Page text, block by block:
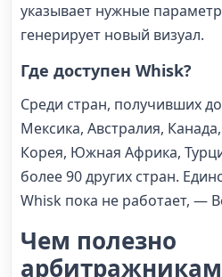
указывает нужные
генерирует новый визуал.
Где доступен Whisk?
Среди стран, получивших
Мексика, Австралия,
Корея, Южная Африка,
более 90 других стран.
Whisk пока не работает, —
Чем полезно